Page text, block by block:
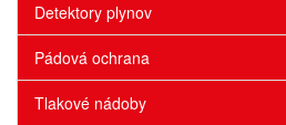
Detektory plynov
Pádová ochrana
Tlakové nádoby